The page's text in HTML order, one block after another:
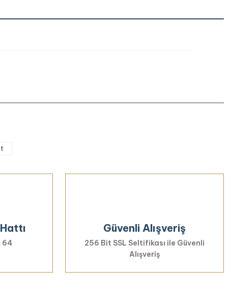
64
Güvenli Alışveriş
256 Bit SSL Seltifikası ile Güvenli
Alışveriş